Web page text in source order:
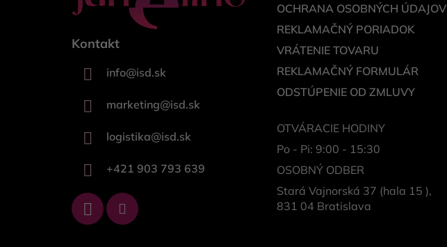
Kontakt
info@isd.sk
marketing@isd.sk
logistika@isd.sk
+421 903 793 639
OCHRANA OSOBNÝCH ÚDAJOV
REKLAMAČNÝ PORIADOK
VRÁTENIE TOVARU
REKLAMAČNÝ FORMULÁR
ODSTÚPENIE OD ZMLUVY
OTVÁRACIE HODINY
Po - Pi: 9:00 - 15:30
OSOBNÝ ODBER
Stará Vajnorská 37 (hala 15 ),
831 04 Bratislava